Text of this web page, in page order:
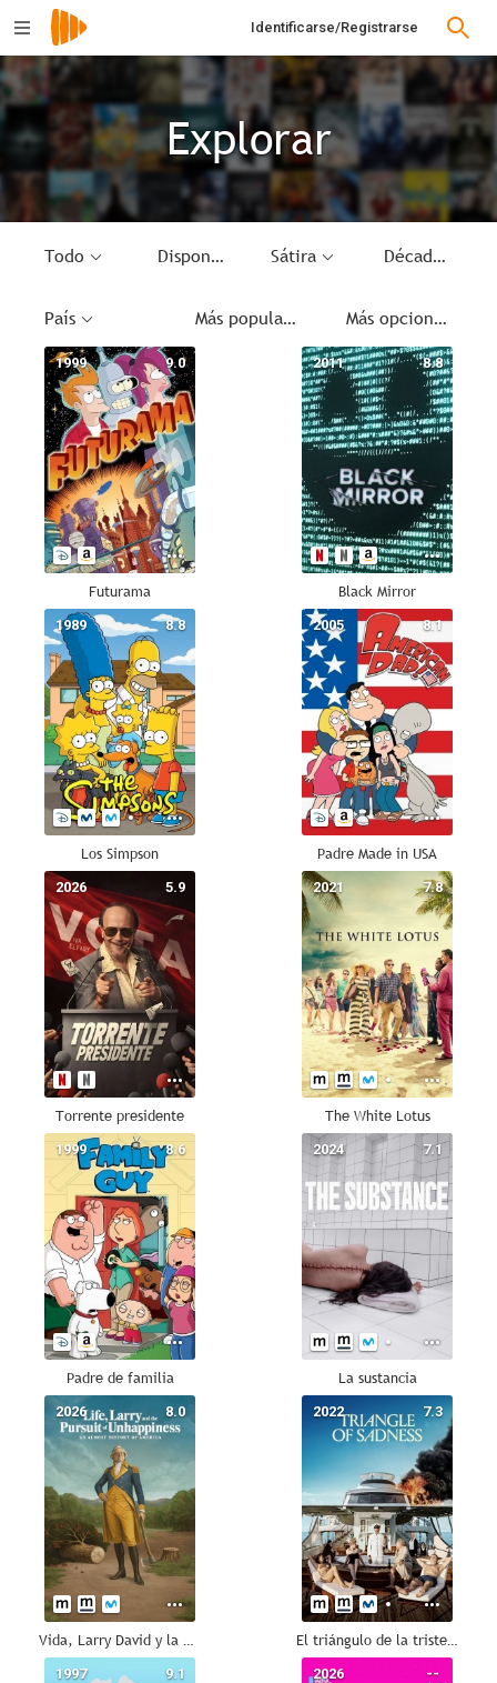
Identificarse/Registrarse
Explorar
Todo Disponible Sátira Década
País Más populares Más opciones
9.0
1999
Futurama
8.8
2011
Black Mirror
8.8
1989
Los Simpson
8.1
2005
Padre Made in USA
5.9
2026
Torrente presidente
7.8
2021
The White Lotus
8.6
1999
Padre de familia
7.1
2024
La sustancia
8.0
2026
Vida, Larry David y la búsqueda de la infelicidad
7.3
2022
El triángulo de la tristeza
9.1
1997 --
2026